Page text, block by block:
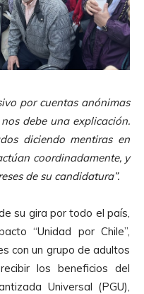
por cuentas anónimas
debe una explicación.
diciendo mentiras en
coordinadamente, y
de su candidatura”.
su gira por todo el país,
“Unidad por Chile”,
con un grupo de adultos
los beneficios del
Universal (PGU),